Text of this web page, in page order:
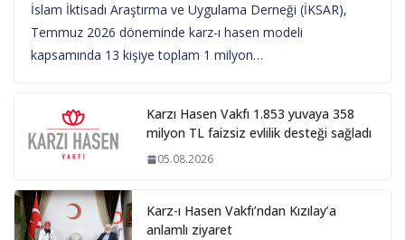
İslam İktisadı Araştırma ve Uygulama Derneği (İKSAR),
Temmuz 2026 döneminde karz-ı hasen modeli
kapsamında 13 kişiye toplam 1 milyon…
Karzı Hasen Vakfı 1.853 yuvaya 358
milyon TL faizsiz evlilik desteği sağladı
05.08.2026
Karz-ı Hasen Vakfı’ndan Kızılay’a
anlamlı ziyaret